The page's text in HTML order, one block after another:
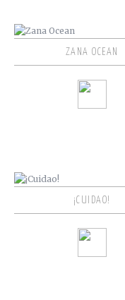
ZANA OCEAN
¡CUIDAO!